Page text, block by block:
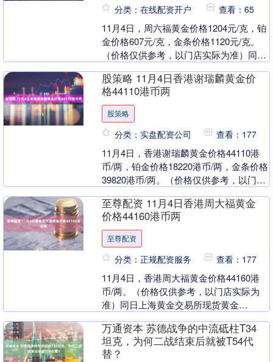
分类：在线配资开户 查看：65
11月4日，周六福黄金价格1204元/克，铂
金价格607元/克，金条价格1120元/克。
（价格仅供参考，以门店实际为准）同日
上海黄金交易所现货黄金AU9999最....
股策略 11月4日香港谢瑞麟黄金价
格44110港币两
股策略
分类：实盘配资公司 查看：177
11月4日，香港谢瑞麟黄金价格44110港
币/两，铂金价格18220港币/两，金条价格
39820港币/两。（价格仅供参考，以门店
实际为准）同日上海黄金交易所现货....
至尊配资 11月4日香港周大福黄金
价格44160港币两
至尊配资
分类：正规配资服务 查看：177
11月4日，香港周大福黄金价格44160港
币/两。（价格仅供参考，以门店实际为
准）同日上海黄金交易所现货黄金
AU9999最新价为914.5元/克。 以上内容
为本....
万通资本 苏德战争的中流砥柱T34
坦克，为何二战结束后就被T54代
替？